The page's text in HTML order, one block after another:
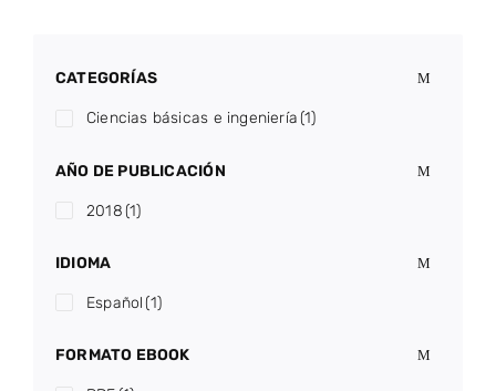
CATEGORÍAS
Ciencias básicas e ingeniería(1)
AÑO DE PUBLICACIÓN
2018(1)
IDIOMA
Español (1)
FORMATO EBOOK